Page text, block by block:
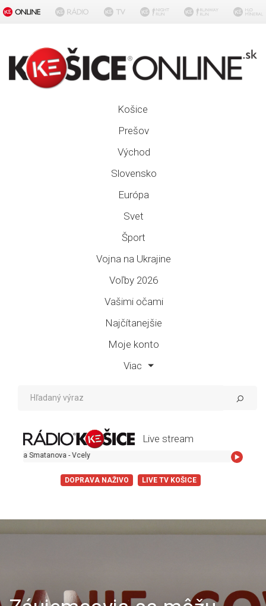
Košice
Prešov
Východ
Slovensko
Európa
Svet
Šport
Vojna na Ukrajine
Voľby 2026
Vašimi očami
Najčítanejšie
Moje konto
Viac
Live stream
- Vcely
DOPRAVA NAŽIVO LIVE TV KOŠICE